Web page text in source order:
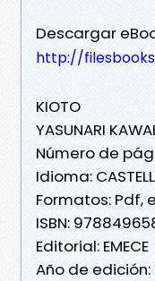
Descargar
http://
KIOTO
YASUNARI
Número de
Idioma:
Formatos: Pdf,
ISBN:
Editorial: EMECE
Año de edición: